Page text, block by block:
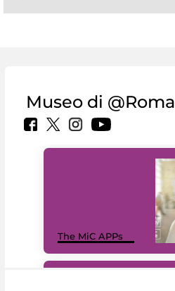
Museo di
The MiC APPs